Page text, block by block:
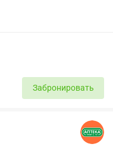
Забронировать